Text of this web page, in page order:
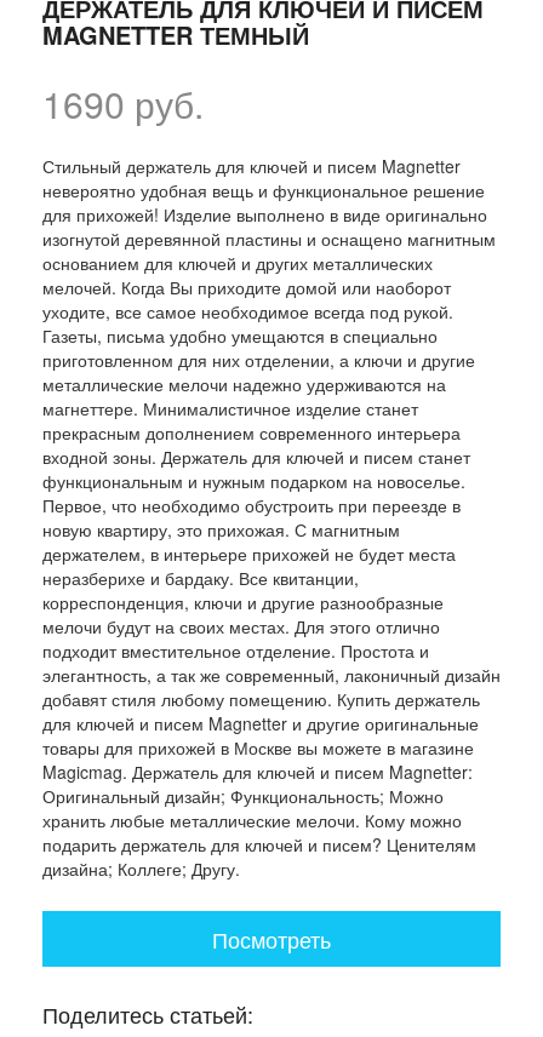
ДЕРЖАТЕЛЬ ДЛЯ КЛЮЧЕЙ И ПИСЕМ
MAGNETTER ТЕМНЫЙ
1690 руб.
Стильный держатель для ключей и писем Magnetter
невероятно удобная вещь и функциональное решение
для прихожей! Изделие выполнено в виде оригинально
изогнутой деревянной пластины и оснащено магнитным
основанием для ключей и других металлических
мелочей. Когда Вы приходите домой или наоборот
уходите, все самое необходимое всегда под рукой.
Газеты, письма удобно умещаются в специально
приготовленном для них отделении, а ключи и другие
металлические мелочи надежно удерживаются на
магнеттере. Минималистичное изделие станет
прекрасным дополнением современного интерьера
входной зоны. Держатель для ключей и писем станет
функциональным и нужным подарком на новоселье.
Первое, что необходимо обустроить при переезде в
новую квартиру, это прихожая. С магнитным
держателем, в интерьере прихожей не будет места
неразберихе и бардаку. Все квитанции,
корреспонденция, ключи и другие разнообразные
мелочи будут на своих местах. Для этого отлично
подходит вместительное отделение. Простота и
элегантность, а так же современный, лаконичный дизайн
добавят стиля любому помещению. Купить держатель
для ключей и писем Magnetter и другие оригинальные
товары для прихожей в Москве вы можете в магазине
Magicmag. Держатель для ключей и писем Magnetter:
Оригинальный дизайн; Функциональность; Можно
хранить любые металлические мелочи. Кому можно
подарить держатель для ключей и писем? Ценителям
дизайна; Коллеге; Другу.
Посмотреть
Поделитесь статьей: